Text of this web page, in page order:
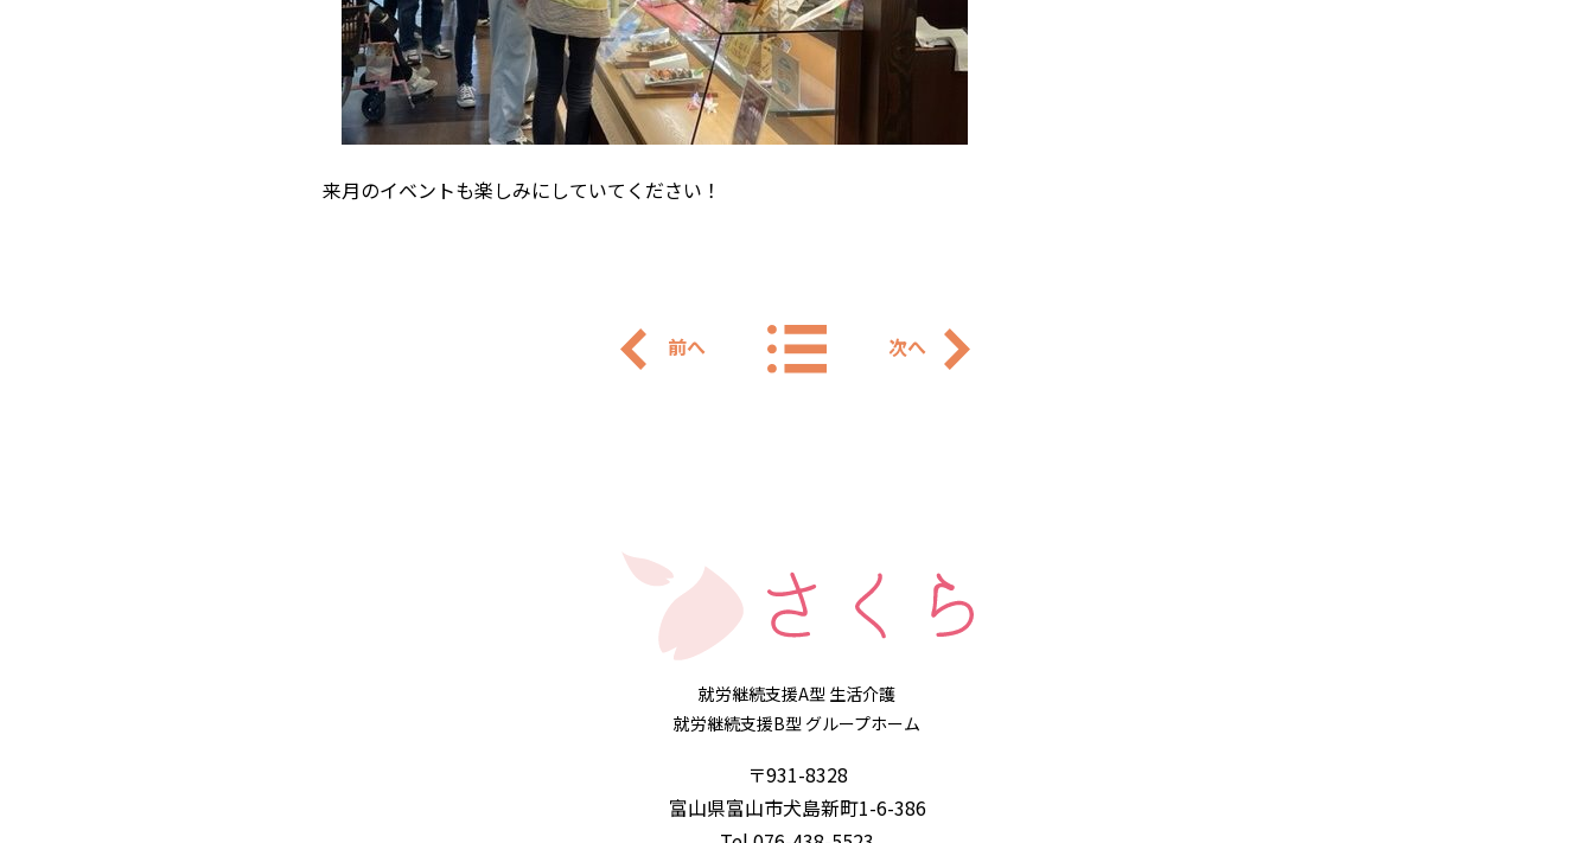
来月のイベントも楽しみにしていてください！
前へ 次へ
就労継続支援A型 生活介護
就労継続支援B型 グループホーム
〒931-8328
富山県富山市犬島新町1-6-386